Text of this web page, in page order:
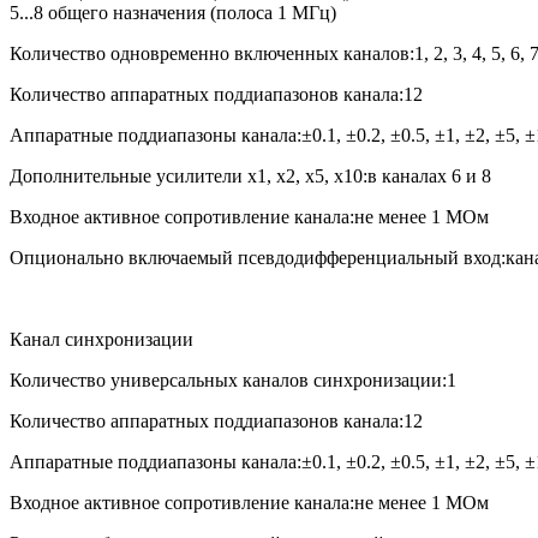
5...8 общего назначения (полоса 1 МГц)
Количество одновременно включенных каналов:1, 2, 3, 4, 5, 6,
Количество аппаратных поддиапазонов канала:12
Аппаратные поддиапазоны канала:±0.1, ±0.2, ±0.5, ±1, ±2, ±5,
Дополнительные усилители x1, x2, x5, x10:в каналах 6 и 8
Входное активное сопротивление канала:не менее 1 МОм
Опционально включаемый псевдодифференциальный
Канал синхронизации
Количество универсальных каналов синхронизации:1
Количество аппаратных поддиапазонов канала:12
Аппаратные поддиапазоны канала:±0.1, ±0.2, ±0.5, ±1, ±2, ±5,
Входное активное сопротивление канала:не менее 1 МОм